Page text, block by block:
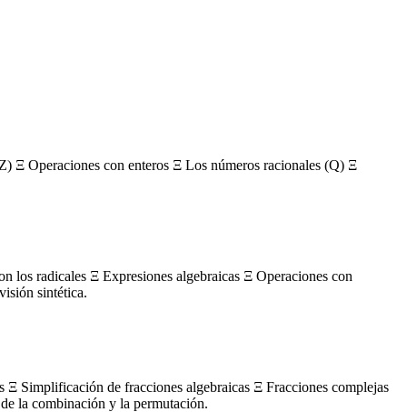
Ξ Operaciones con enteros Ξ Los números racionales (Q) Ξ
los radicales Ξ Expresiones algebraicas Ξ Operaciones con
sintética.
Simplificación de fracciones algebraicas Ξ Fracciones complejas
la combinación y la permutación.